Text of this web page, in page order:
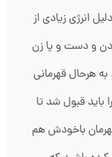
انرژی زیادی از
و دست و پا زن
هرحال قهرمانی
قبول شد تا
باخودش هم